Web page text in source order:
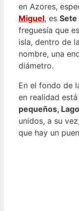
en Azores,
Miguel, es Sete
freguesía que
isla, dentro de
nombre, una
diámetro.
En el fondo de
en realidad
pequeños,
unidos, a su
que hay un